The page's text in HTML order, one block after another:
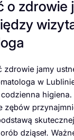
o zdrowie
zdrowie jamy
w
higiena.
zębów
dziąseł.